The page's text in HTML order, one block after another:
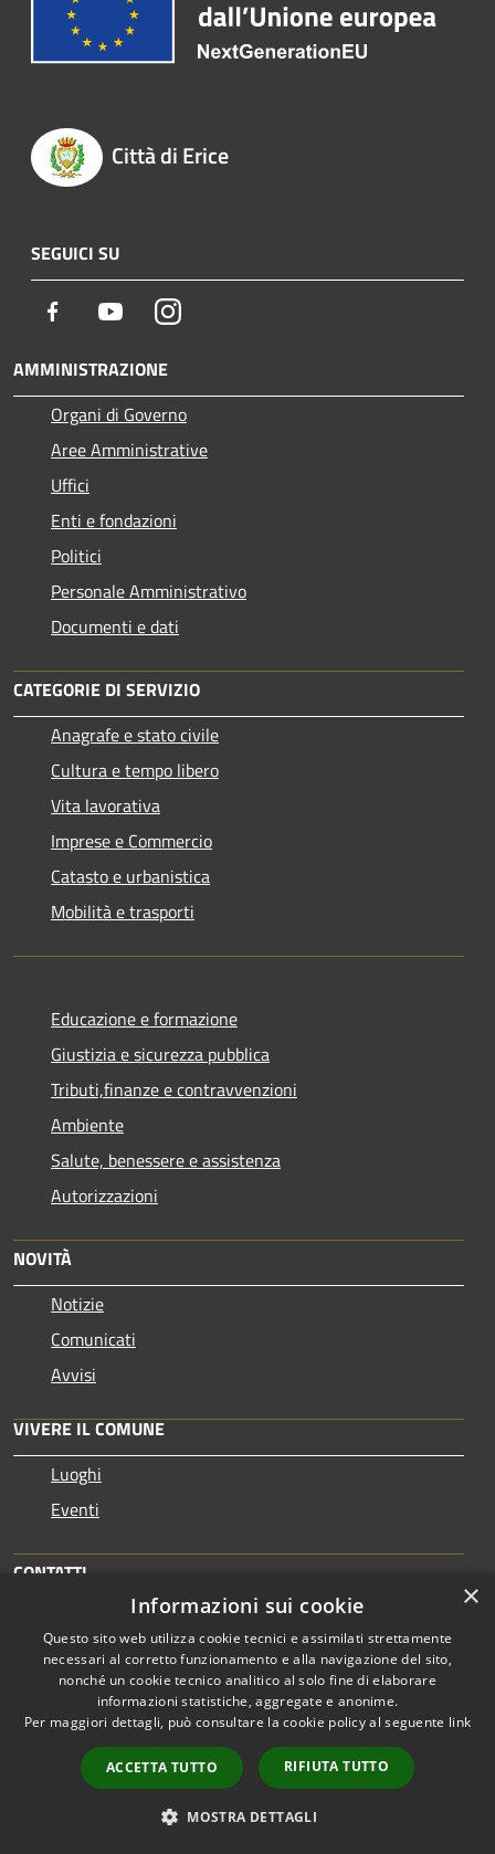
Città di Erice
SEGUICI SU
Facebook YoutubeInstagram
AMMINISTRAZIONE
Organi di Governo
Aree Amministrative
Uffici
Enti e fondazioni
Politici
Personale Amministrativo
Documenti e dati
CATEGORIE DI SERVIZIO
Anagrafe e stato civile
Cultura e tempo libero
Vita lavorativa
Imprese e Commercio
Catasto e urbanistica
Mobilità e trasporti
Educazione e formazione
Giustizia e sicurezza pubblica
Tributi,finanze e contravvenzioni
Ambiente
Salute, benessere e assistenza
Autorizzazioni
NOVITÀ
Notizie
Comunicati
Avvisi
VIVERE IL COMUNE
Luoghi
Eventi
CONTATTI
Città di Erice
Piazza Antonino Zichichi, 3 - 91016
Codice Fiscale: 80004000818
PEC:
protocollo@pec.comune.erice.tp.it
Centralino Unico: 0923 502111
×
Informazioni sui cookie
Questo sito web utilizza cookie tecnici e assimilati strettamente
necessari al corretto funzionamento e alla navigazione del sito,
nonché un cookie tecnico analitico al solo fine di elaborare
informazioni statistiche, aggregate e anonime.
Per maggiori dettagli, può consultare la cookie policy al seguente link
ACCETTA TUTTO RIFIUTA TUTTO
MOSTRA DETTAGLI